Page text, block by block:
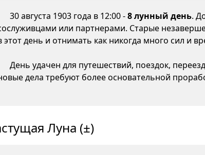
30 августа 1903 года в 12:00 -8 лунный день.
или партнерами. Старые
этот день и отнимать как никогда много сил и
День удачен для путешествий, поездок,
дела требуют более основательной
Луна (±)